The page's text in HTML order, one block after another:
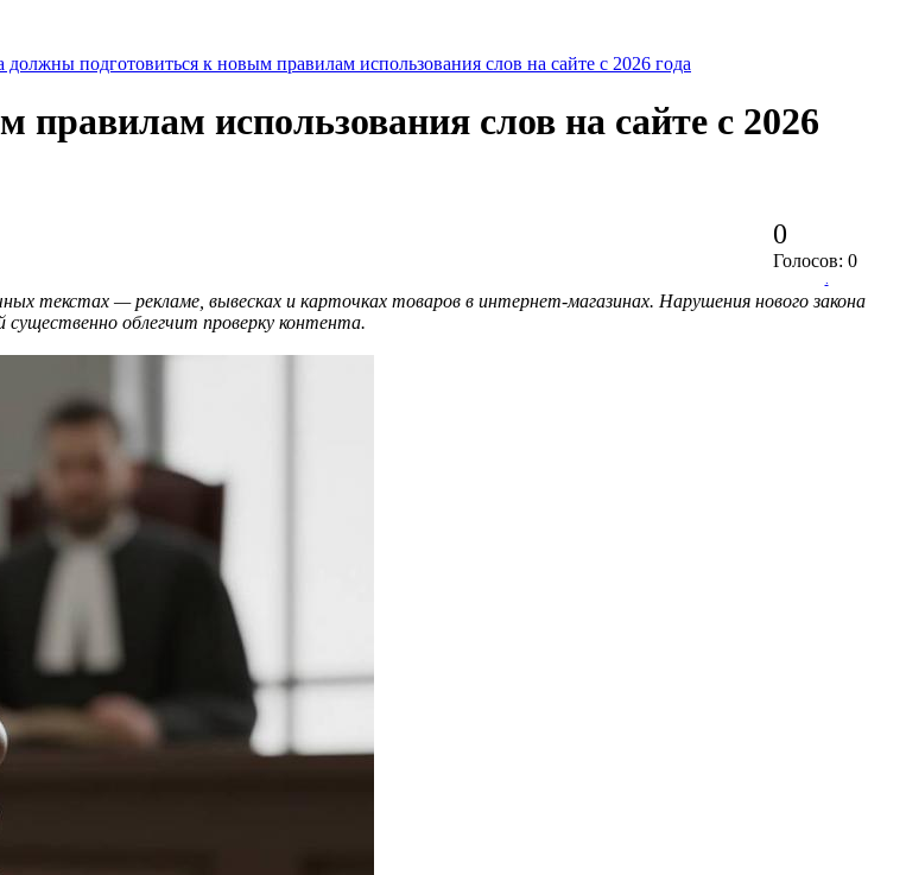
подготовиться к новым правилам использования слов на сайте с 2026 года
использования слов на сайте с 2026
0
Голосов: 0
текстах — рекламе, вывесках и карточках товаров в интернет-магазинах. Нарушения нового закона
облегчит проверку контента.